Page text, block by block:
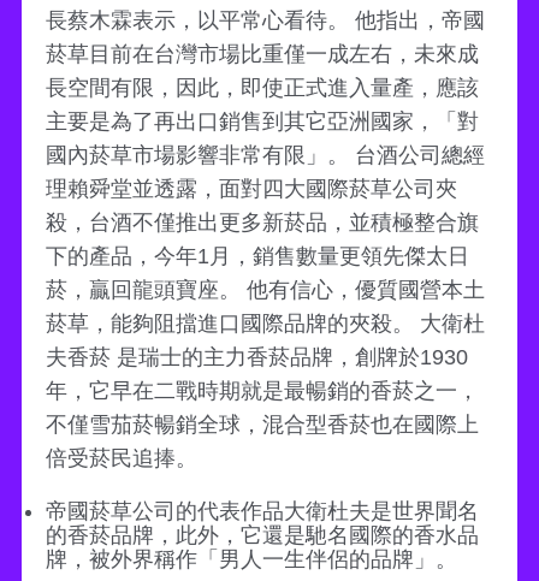
長蔡木霖表示，以平常心看待。 他指出，帝國
菸草目前在台灣市場比重僅一成左右，未來成
長空間有限，因此，即使正式進入量產，應該
主要是為了再出口銷售到其它亞洲國家，「對
國內菸草市場影響非常有限」。 台酒公司總經
理賴舜堂並透露，面對四大國際菸草公司夾
殺，台酒不僅推出更多新菸品，並積極整合旗
下的產品，今年1月，銷售數量更領先傑太日
菸，贏回龍頭寶座。 他有信心，優質國營本土
菸草，能夠阻擋進口國際品牌的夾殺。 大衛杜
夫香菸 是瑞士的主力香菸品牌，創牌於1930
年，它早在二戰時期就是最暢銷的香菸之一，
不僅雪茄菸暢銷全球，混合型香菸也在國際上
倍受菸民追捧。
帝國菸草公司的代表作品大衛杜夫是世界聞名
的香菸品牌，此外，它還是馳名國際的香水品
牌，被外界稱作「男人一生伴侶的品牌」。